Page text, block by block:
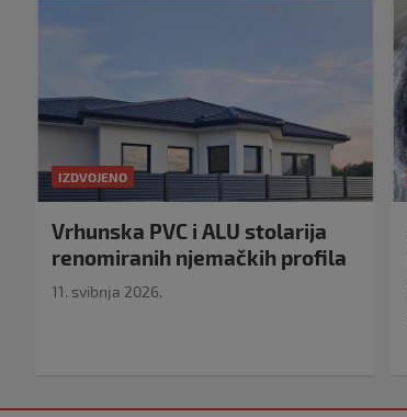
IZDVOJENO
Vrhunska PVC i ALU stolarija
renomiranih njemačkih profila
11. svibnja 2026.